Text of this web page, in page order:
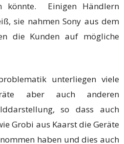
könnte. Einigen Händlern
sie nahmen Sony aus dem
die Kunden auf mögliche
unterliegen viele
aber auch anderen
so dass auch
Grobi aus Kaarst die Geräte
haben und dies auch